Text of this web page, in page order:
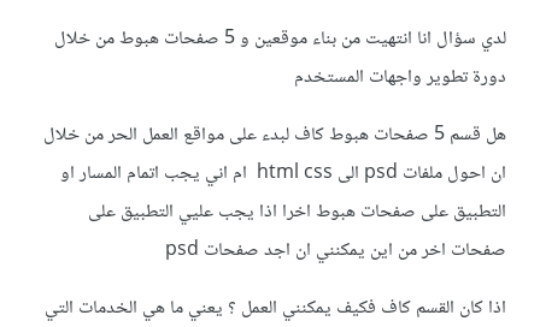
لدي سؤال انا انتهيت من بناء موقعين و 5 صفحات هبوط من خلال
دورة تطوير واجهات المستخدم
هل قسم 5 صفحات هبوط كاف لبدء على مواقع العمل الحر من خلال
ان احول ملفات psd الى html css ام اني يجب اتمام المسار او
التطبيق على صفحات هبوط اخرا اذا يجب عليي التطبيق على
صفحات اخر من اين يمكنني ان اجد صفحات psd
اذا كان القسم كاف فكيف يمكنني العمل ؟ يعني ما هي الخدمات التي